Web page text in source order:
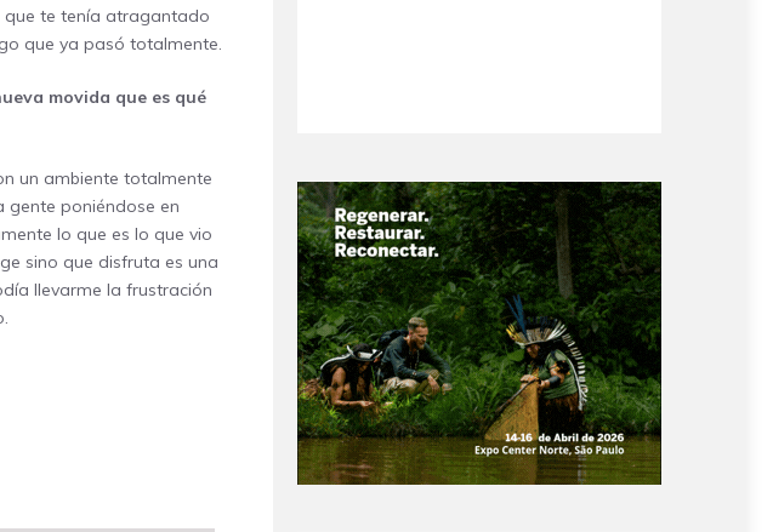
te tenía atragantado
que ya pasó totalmente.
movida que es qué
un ambiente totalmente
poniéndose en
lo que es lo que vio
sino que disfruta es una
llevarme la frustración